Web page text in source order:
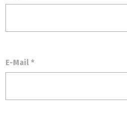
E-Mail*